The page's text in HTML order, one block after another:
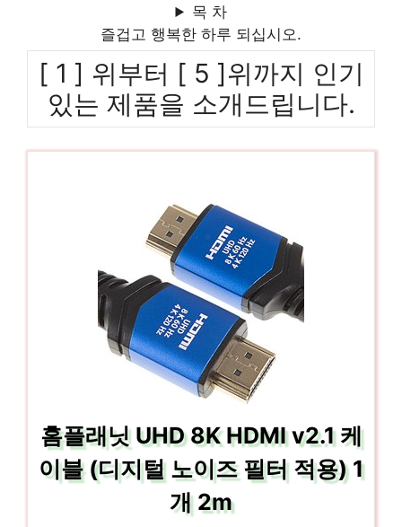
목 차
즐겁고 행복한 하루 되십시오.
[ 1 ] 위부터 [ 5 ]위까지 인기
있는 제품을 소개드립니다.
홈플래닛 UHD 8K HDMI v2.1 케
이블 (디지털 노이즈 필터 적용) 1
개 2m